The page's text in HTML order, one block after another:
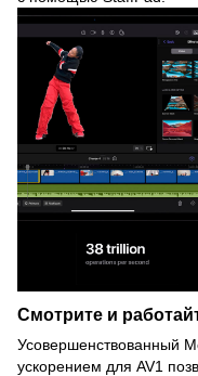
Смотрите и
Усовершенствованный
ускорением для AV1